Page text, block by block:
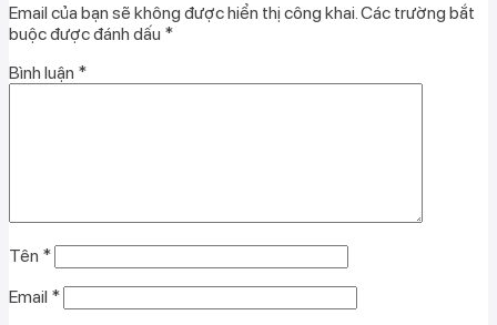
Email của bạn sẽ không được hiển thị công khai. Các trường bắt
buộc được đánh dấu *
Bình luận *
Tên *
Email *